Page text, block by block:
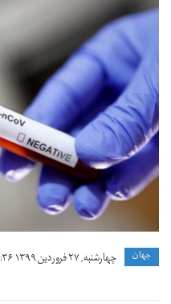
جهان چهارشنبه, ۲۷ فروردین ۱۳۹۹ ۱۹:۳۶